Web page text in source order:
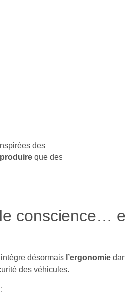
des
que des
conscience…
intègre désormais l’ergonomie
des véhicules.